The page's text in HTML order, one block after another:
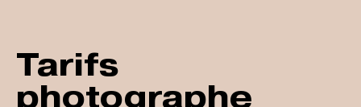
Tarifs
photographe